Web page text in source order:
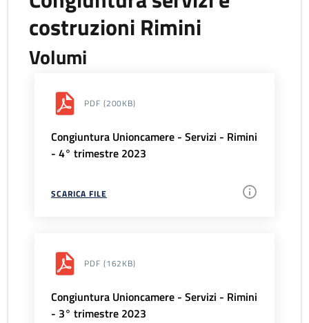
costruzioni Rimini
Volumi
PDF (200KB)
Congiuntura Unioncamere - Servizi - Rimini
- 4° trimestre 2023
SCARICA FILE
PDF (162KB)
Congiuntura Unioncamere - Servizi - Rimini
- 3° trimestre 2023